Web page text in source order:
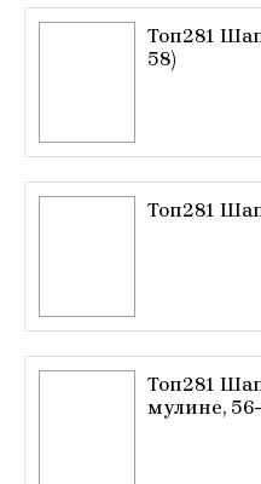
Топ281
58)
Топ281
Топ281
мулине,